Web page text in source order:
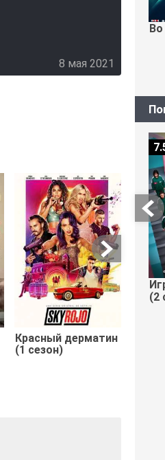
8 мая 2021
Красный дерматин
(1 сезон)
Во
(2